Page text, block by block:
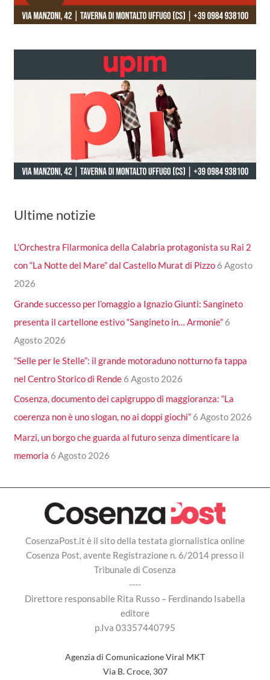
Ultime notizie
L’Orchestra Filarmonica della Calabria protagonista su Rai 2
con “La Notte del Mare” dal Castello Murat di Pizzo 6 Agosto
2026
Grande successo per l’omaggio a Ignazio Giunti: Sangineto
presenta il cartellone estivo “Sangineto in… Armonie” 6
Agosto 2026
“Selle per le Stelle”: il grande motoraduno notturno fa tappa
nel Centro Storico di Rende 6 Agosto 2026
Cosenza, documento dei capigruppo di maggioranza: “La
coerenza non è uno slogan, no ai doppi giochi” 6 Agosto 2026
Marzi, un borgo che guarda al futuro senza dimenticare la
memoria 6 Agosto 2026
CosenzaPost.it è il sito della testata giornalistica online
Cosenza Post, avente Registrazione n. 6/2014 presso il
Tribunale di Cosenza
----
Direttore responsabile Rita Russo – Ferdinando Isabella
editore
p.Iva 03357440795
Agenzia di Comunicazione Viral MKT
Via B. Croce, 307